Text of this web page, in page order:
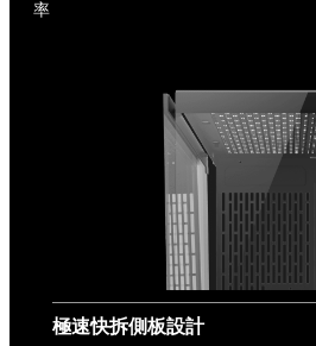
率
極速快拆側板設計